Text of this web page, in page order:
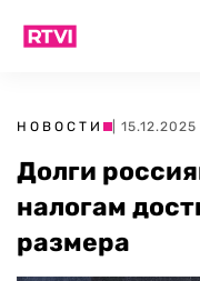
НОВОСТИ |
Долги
налогам
размера